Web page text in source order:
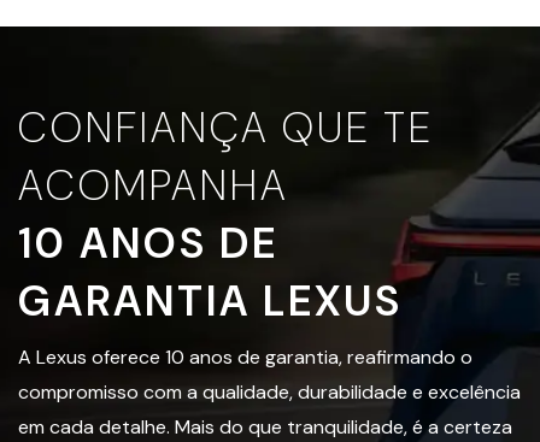
CONFIANÇA QUE TE
ACOMPANHA
10 ANOS DE
GARANTIA LEXUS
A Lexus oferece 10 anos de garantia, reafirmando o
compromisso com a qualidade, durabilidade e excelência
em cada detalhe. Mais do que tranquilidade, é a certeza